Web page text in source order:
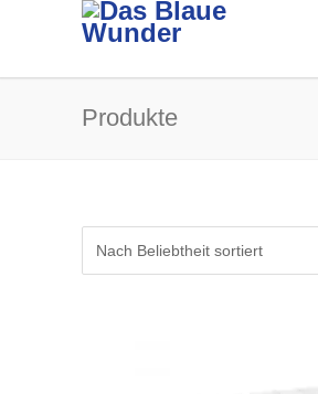
Produkte